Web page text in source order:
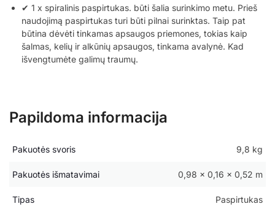
✔ 1 x spiralinis paspirtukas. būti šalia surinkimo metu. Prieš
naudojimą paspirtukas turi būti pilnai surinktas. Taip pat
būtina dėvėti tinkamas apsaugos priemones, tokias kaip
šalmas, kelių ir alkūnių apsaugos, tinkama avalynė. Kad
išvengtumėte galimų traumų.
Papildoma informacija
Pakuotės svoris 9,8 kg
Pakuotės išmatavimai 0,98 × 0,16 × 0,52 m
Tipas Paspirtukas